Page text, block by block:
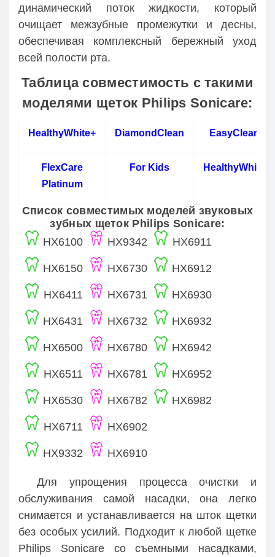
динамический поток жидкости, который
очищает межзубные промежутки и десны,
обеспечивая комплексный бережный уход
всей полости рта.
Таблица совместимость с такими
моделями щеток Philips Sonicare:
HealthyWhite+ DiamondClean EasyClean
FlexCare
Platinum
For Kids HealthyWhite
Список совместимых моделей звуковых
зубных щеток Philips Sonicare:
HX6100
HX6150
HX6411
HX6431
HX6500
HX6511
HX6530
HX6711
HX9332
HX9342
HX6730
HX6731
HX6732
HX6780
HX6781
HX6782
HX6902
HX6910
HX6911
HX6912
HX6930
HX6932
HX6942
HX6952
HX6982
Для упрощения процесса очистки и
обслуживания самой насадки, она легко
снимается и устанавливается на шток щетки
без особых усилий. Подходит к любой щетке
Philips Sonicare со съемными насадками,